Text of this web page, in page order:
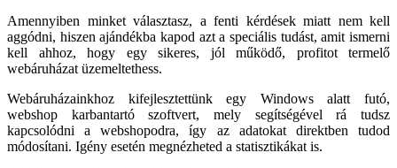
Amennyiben minket választasz, a fenti kérdések miatt nem kell
aggódni, hiszen ajándékba kapod azt a speciális tudást, amit ismerni
kell ahhoz, hogy egy sikeres, jól működő, profitot termelő
webáruházat üzemeltethess.
Webáruházainkhoz kifejlesztettünk egy Windows alatt futó,
webshop karbantartó szoftvert, mely segítségével rá tudsz
kapcsolódni a webshopodra, így az adatokat direktben tudod
módosítani. Igény esetén megnézheted a statisztikákat is.